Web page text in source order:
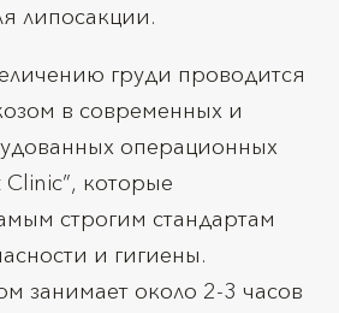
липосакции.
груди проводится
в современных и
операционных
которые
строгим стандартам
и гигиены.
занимает около 2-3 часов